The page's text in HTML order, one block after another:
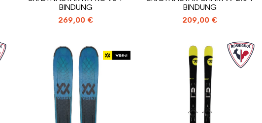
BINDUNG
269,00 €
BINDUNG
209,00 €